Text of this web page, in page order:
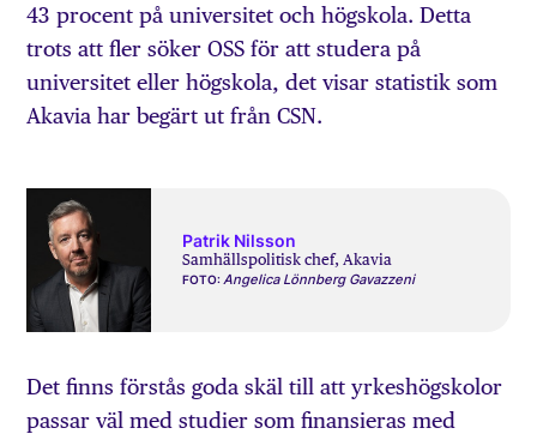
43 procent på universitet och högskola. Detta
trots att fler söker OSS för att studera på
universitet eller högskola, det visar statistik som
Akavia har begärt ut från CSN.
Patrik Nilsson
Samhällspolitisk chef, Akavia
FOTO:Angelica Lönnberg Gavazzeni
Det finns förstås goda skäl till att yrkeshögskolor
passar väl med studier som finansieras med